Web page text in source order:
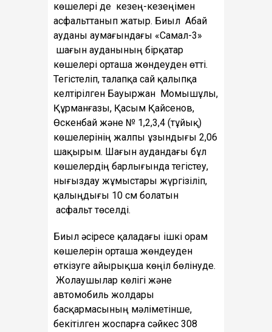
көшелері де кезең-кезеңімен
асфальттанып жатыр. Биыл Абай
ауданы аумағындағы «Самал-3»
шағын ауданының бірқатар
көшелері орташа жөндеуден өтті.
Тегістеліп, талапқа сай қалыпқа
келтірілген Бауыржан Момышұлы,
Құрманғазы, Қасым Қайсенов,
Өскенбай және № 1,2,3,4 (тұйық)
көшелерінің жалпы ұзындығы 2,06
шақырым. Шағын аудандағы бұл
көшелердің барлығында тегістеу,
нығыздау жұмыстары жүргізіліп,
қалыңдығы 10 см болатын
асфальт төселді.
Биыл әсіресе қаладағы ішкі орам
көшелерін орташа жөндеуден
өткізуге айырықша көңіл бөлінуде.
Жолаушылар көлігі және
автомобиль жолдары
басқармасының мәліметінше,
бекітілген жоспарға сәйкес 308